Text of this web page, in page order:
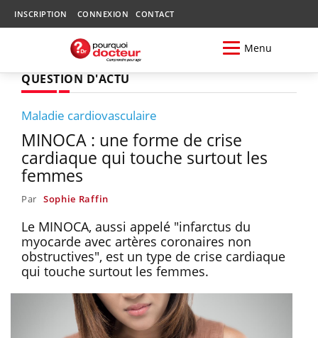
INSCRIPTION CONNEXION CONTACT
Menu
QUESTION D'ACTU
Maladie cardiovasculaire
MINOCA : une forme de crise
cardiaque qui touche surtout les
femmes
Par Sophie Raffin
Le MINOCA, aussi appelé "infarctus du
myocarde avec artères coronaires non
obstructives", est un type de crise cardiaque
qui touche surtout les femmes.